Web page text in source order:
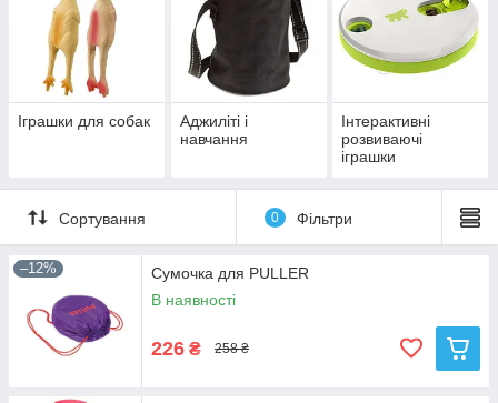
Іграшки для собак
Аджиліті і
навчання
Інтерактивні
розвиваючі
іграшки
Сортування 0 Фільтри
–12%
Сумочка для PULLER
В наявності
226 ₴ 258 ₴